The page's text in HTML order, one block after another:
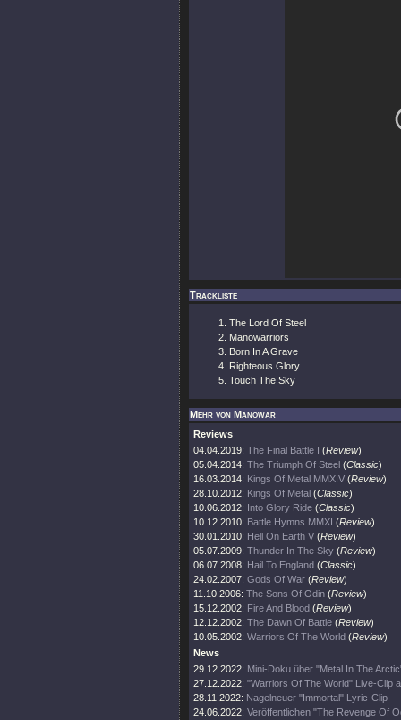
Trackliste
The Lord Of Steel
Manowarriors
Born In A Grave
Righteous Glory
Touch The Sky
Mehr von Manowar
Reviews
04.04.2019: The Final Battle I (Review)
05.04.2014: The Triumph Of Steel (Classic)
16.03.2014: Kings Of Metal MMXIV (Review)
28.10.2012: Kings Of Metal (Classic)
10.06.2012: Into Glory Ride (Classic)
10.12.2010: Battle Hymns MMXI (Review)
30.01.2010: Hell On Earth V (Review)
05.07.2009: Thunder In The Sky (Review)
06.07.2008: Hail To England (Classic)
24.02.2007: Gods Of War (Review)
11.10.2006: The Sons Of Odin (Review)
15.12.2002: Fire And Blood (Review)
12.12.2002: The Dawn Of Battle (Review)
10.05.2002: Warriors Of The World (Review)
News
29.12.2022: Mini-Doku über "Metal In The
27.12.2022: "Warriors Of The World" Live-Clip
28.11.2022: Nagelneuer "Immortal" Lyric-Clip
24.06.2022: Veröffentlichen "The Revenge Of